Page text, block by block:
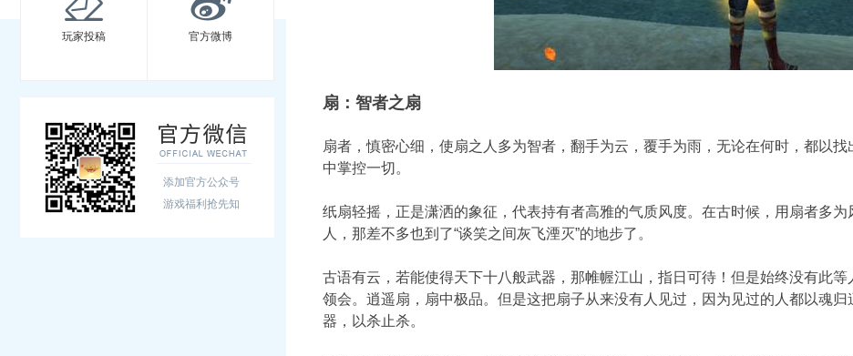
玩家投稿 官方微博
添加官方公众号
游戏福利抢先知
扇：智者之扇
扇者，慎密心细，使扇之人多为智者，翻手为云，覆手为雨，无论在何时，都以
中掌控一切。
纸扇轻摇，正是潇洒的象征，代表持有者高雅的气质风度。在古时候，用扇者多
人，那差不多也到了“谈笑之间灰飞湮灭”的地步了。
古语有云，若能使得天下十八般武器，那帷幄江山，指日可待！但是始终没有此
领会。逍遥扇，扇中极品。但是这把扇子从来没有人见过，因为见过的人都以魂
器，以杀止杀。